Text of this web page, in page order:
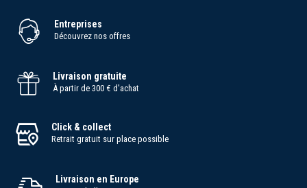
Entreprises
Découvrez nos offres
Livraison gratuite
À partir de 300 € d'achat
Click & collect
Retrait gratuit sur place possible
Livraison en Europe